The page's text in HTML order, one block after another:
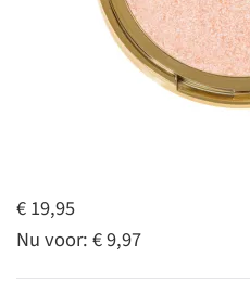
€ 19,95
Nu voor:€ 9,97